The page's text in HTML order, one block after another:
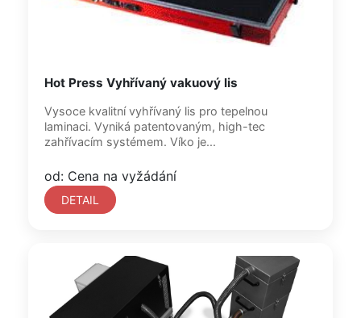
Hot Press Vyhřívaný vakuový lis
Vysoce kvalitní vyhřívaný lis pro tepelnou
laminaci. Vyniká patentovaným, high-tec
zahřívacím systémem. Víko je...
od: Cena na vyžádání
DETAIL